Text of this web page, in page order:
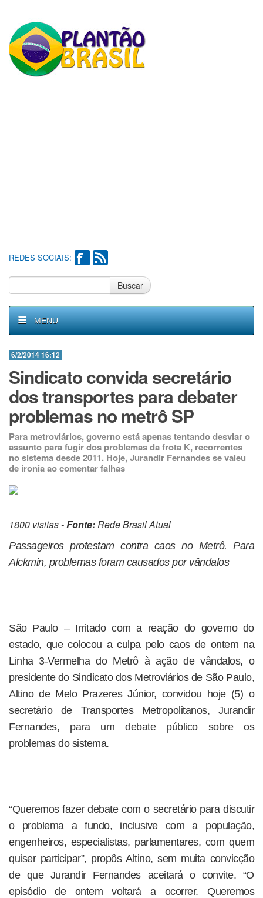
REDES SOCIAIS:
Buscar
MENU
6/2/2014 16:12
Sindicato convida secretário
dos transportes para debater
problemas no metrô SP
Para metroviários, governo está apenas tentando desviar o
assunto para fugir dos problemas da frota K, recorrentes
no sistema desde 2011. Hoje, Jurandir Fernandes se valeu
de ironia ao comentar falhas
1800 visitas -Fonte:Rede Brasil Atual
Passageiros protestam contra caos no Metrô. Para
Alckmin, problemas foram causados por vândalos
São Paulo – Irritado com a reação do governo do
estado, que colocou a culpa pelo caos de ontem na
Linha 3-Vermelha do Metrô à ação de vândalos, o
presidente do Sindicato dos Metroviários de São Paulo,
Altino de Melo Prazeres Júnior, convidou hoje (5) o
secretário de Transportes Metropolitanos, Jurandir
Fernandes, para um debate público sobre os
problemas do sistema.
“Queremos fazer debate com o secretário para discutir
o problema a fundo, inclusive com a população,
engenheiros, especialistas, parlamentares, com quem
quiser participar”, propôs Altino, sem muita convicção
de que Jurandir Fernandes aceitará o convite. “O
episódio de ontem voltará a ocorrer. Queremos